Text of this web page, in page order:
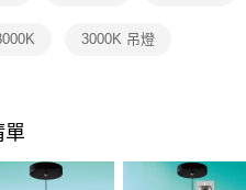
3000K 吊燈
單